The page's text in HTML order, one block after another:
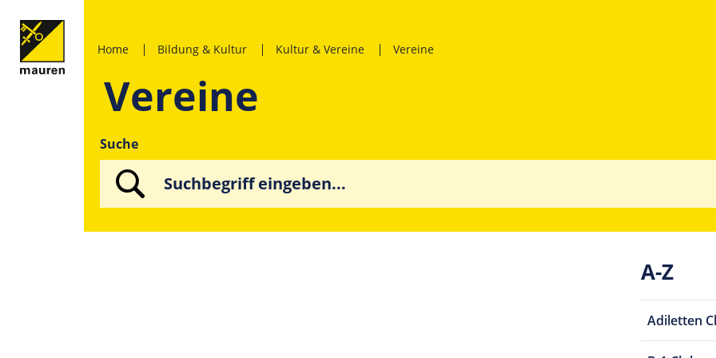
Home Bildung & Kultur Kultur & Vereine Vereine
Vereine
Suche
A-Z
Adiletten